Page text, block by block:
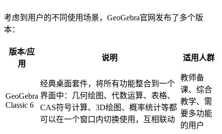
考虑到用户的不同使用场景，GeoGebra官网发布了多个版
本：
版本/应
用
说明 适用人群
GeoGebra
Classic 6
经典桌面套件，将所有功能整合到一个
界面中：几何绘图、代数运算、表格、
CAS符号计算、3D绘图、概率统计等都
可以在一个窗口内切换使用，互相联动
教师备
课、综合
教学、需
要多功能
的用户